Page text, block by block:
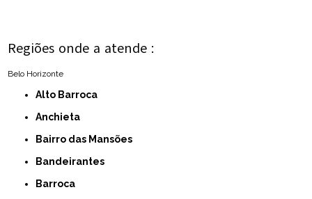
Regiões onde a atende :
Belo Horizonte
Alto Barroca
Anchieta
Bairro das Mansões
Bandeirantes
Barroca